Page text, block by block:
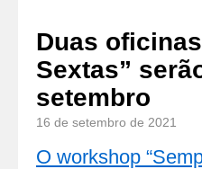
Duas
Sextas”
setembro
16 de setembro de 2021
O workshop